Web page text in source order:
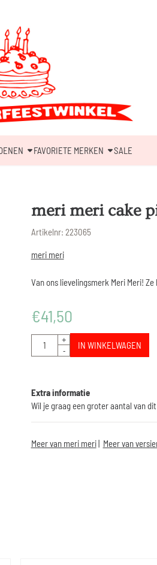
FAVORIETE MERKEN SALE
meri meri cake
Artikelnr: 223065
meri meri
Van ons lievelingsmerk Meri Meri!
€41,50
Aantal
+
-
IN WINKELWAGEN
Extra informatie
Wil je graag een groter aantal van
Meer van meri meri| Meer van